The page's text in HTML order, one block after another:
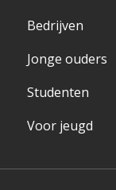
Bedrijven
Jonge ouders
Studenten
Voor jeugd